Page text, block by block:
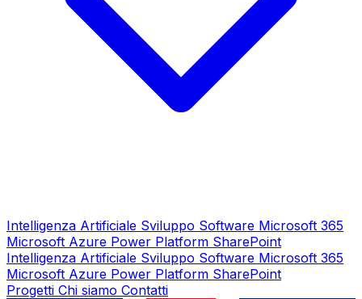
Intelligenza Artificiale Sviluppo Software Microsoft 365
Microsoft Azure Power Platform SharePoint
Intelligenza Artificiale Sviluppo Software Microsoft 365
Microsoft Azure Power Platform SharePoint
Progetti Chi siamo Contatti